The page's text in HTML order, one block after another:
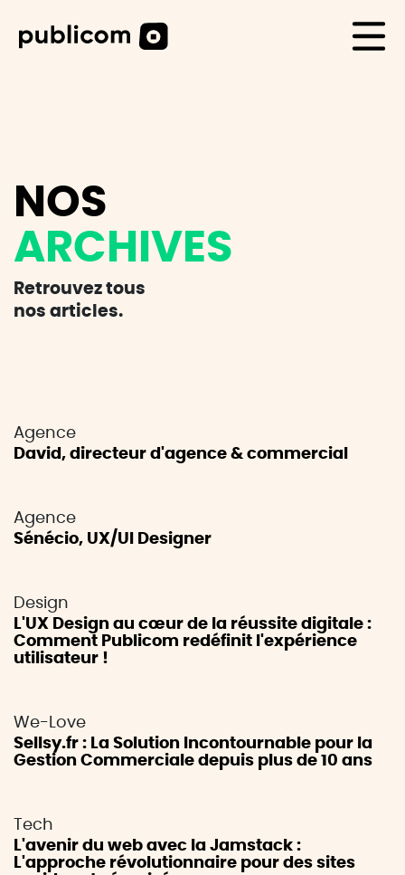
CAS CLIENTS
Contact
NOS
ARCHIVES
Retrouvez tous
nos articles.
Agence
David, directeur d'agence & commercial
Agence
Sénécio, UX/UI Designer
Design
L'UX Design au cœur de la réussite digitale :
Comment Publicom redéfinit l'expérience
utilisateur !
We-Love
Sellsy.fr : La Solution Incontournable pour la
Gestion Commerciale depuis plus de 10 ans
Tech
L'avenir du web avec la Jamstack :
L'approche révolutionnaire pour des sites